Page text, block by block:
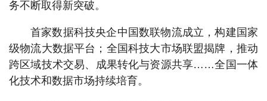
务不断取得新突破。
首家数据科技央企中国数联物流成立，构建国家
级物流大数据平台；全国科技大市场联盟揭牌，推动
跨区域技术交易、成果转化与资源共享……全国一体
化技术和数据市场持续培育。